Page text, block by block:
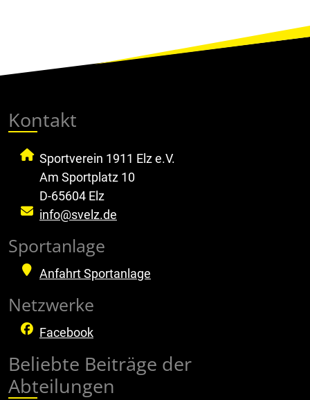
Kontakt
Sportverein 1911 Elz e.V.
Am Sportplatz 10
D-65604 Elz
info@svelz.de
Sportanlage
Anfahrt Sportanlage
Netzwerke
Facebook
Beliebte Beiträge der
Abteilungen